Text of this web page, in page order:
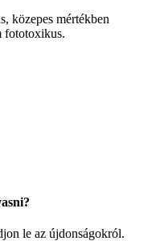
közepes mértékben
fototoxikus.
le az újdonságokról.